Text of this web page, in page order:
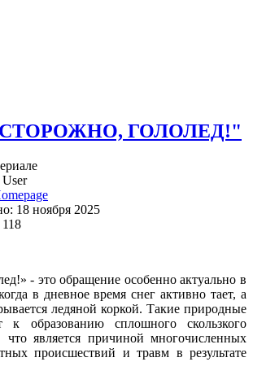
ГОЛОЛЕД!"
User
18 ноября 2025
- это обращение особенно актуально в
в дневное время снег активно тает, а
ледяной коркой. Такие природные
к образованию сплошного скользкого
что является причиной многочисленных
происшествий и травм в результате